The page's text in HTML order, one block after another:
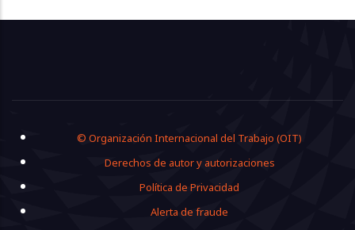
Footer
© Organización Internacional del Trabajo (OIT)
Derechos de autor y autorizaciones
Política de Privacidad
Alerta de fraude